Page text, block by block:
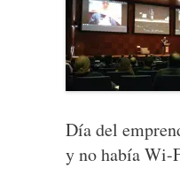
Día del
y no había Wi-